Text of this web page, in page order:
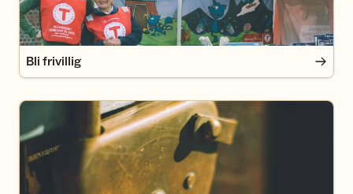
Bli frivillig
Bli DNT-medlem